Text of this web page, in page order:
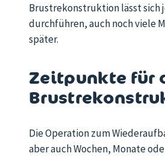
Brustrekonstruktion lässt sich
durchführen, auch noch viele
später.
Zeitpunkte für
Die Operation zum
aber auch Wochen, Monate